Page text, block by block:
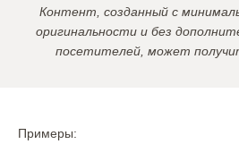
Контент, созданный с
оригинальности и без
посетителей, может
Примеры: